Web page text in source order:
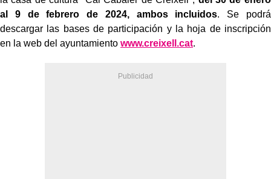
al 9 de febrero de 2024, ambos incluidos. Se podrá
descargar las bases de participación y la hoja de inscripción
en la web del ayuntamiento www.creixell.cat.